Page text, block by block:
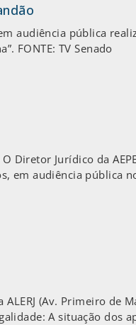
audiência pública
FONTE: TV Senado
Diretor Jurídico da
em audiência pública
(Av. Primeiro de
A situação dos